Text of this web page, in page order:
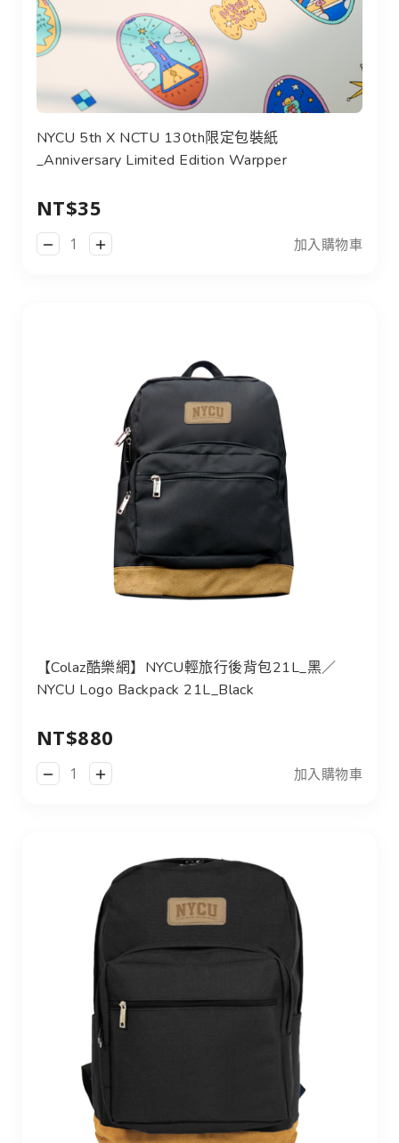
NYCU 5th X NCTU 130th限定包裝紙
_Anniversary Limited Edition Warpper
NT$35
加入購物車
【Colaz酷樂網】NYCU輕旅行後背包21L_黑／
NYCU Logo Backpack 21L_Black
NT$880
加入購物車